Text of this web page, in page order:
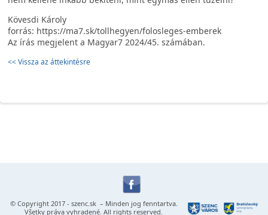
Kövesdi Károly
forrás: https://ma7.sk/tollhegyen/folosleges-emberek
Az írás megjelent a Magyar7 2024/45. számában.
<< Vissza az áttekintésre
© Copyright 2017 - szenc.sk– Minden jog fenntartva.
Všetky práva vyhradené. All rights reserved.